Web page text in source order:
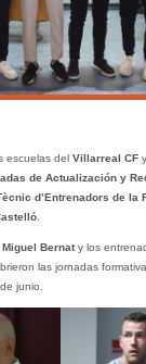
escuelas del Villarreal CFy
de Actualización y
d’Entrenadors de la
.
Bernaty los
las jornadas
junio.